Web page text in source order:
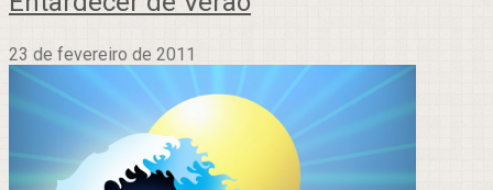
23 de fevereiro de 2011